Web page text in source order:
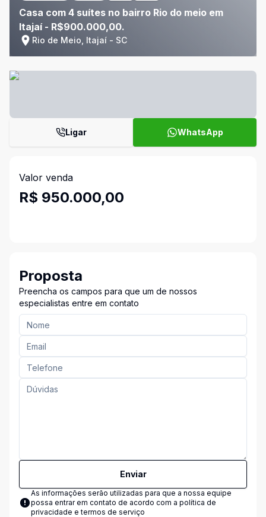
Casa com 4 suítes no bairro Rio do meio em
Itajaí - R$900.000,00.
Rio de Meio, Itajaí - SC
Ligar WhatsApp
Valor venda
R$ 950.000,00
Proposta
Preencha os campos para que um de nossos
especialistas entre em contato
Enviar
As informações serão utilizadas para que a nossa equipe
possa entrar em contato de acordo com a política de
privacidade e termos de serviço